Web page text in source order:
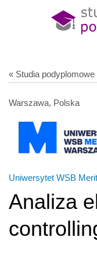
« Studia podyplomowe
Warszawa, Polska
Uniwersytet WSB
Analiza